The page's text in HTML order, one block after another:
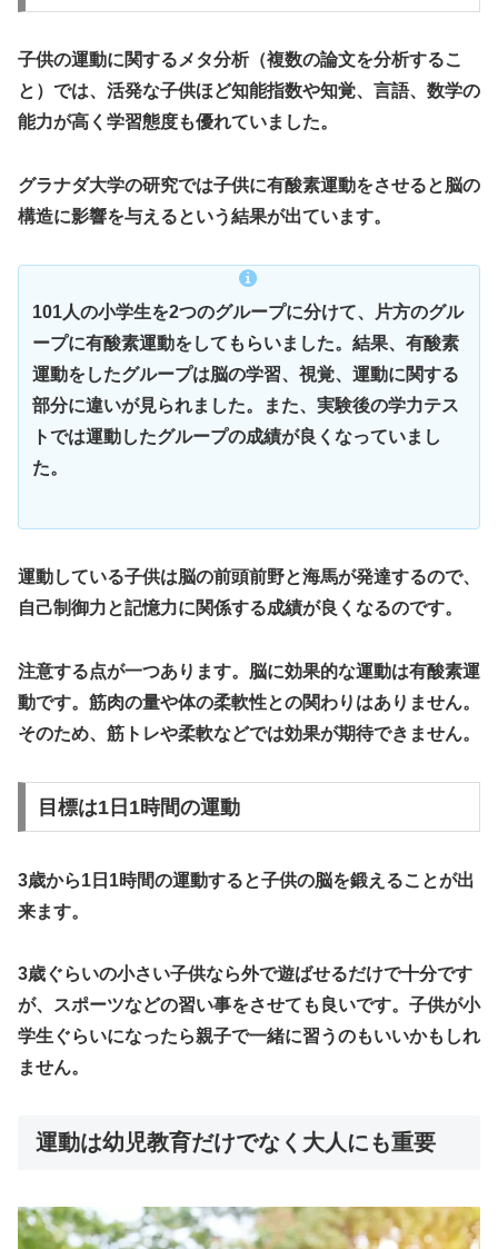
子供の運動に関するメタ分析（複数の論文を分析するこ
と）では、 活発な子供ほど知能指数や知覚、言語、数学の
能力が高く学習態度も優れていました。
グラナダ大学の研究では子供に有酸素運動をさせると脳の
構造に影響を与えるという結果が出ています。
101人の小学生を2つのグループに分けて、片方のグル
ープに有酸素運動をしてもらいました。結果、有酸素
運動をしたグループは脳の学習、視覚、運動に関する
部分に違いが見られました。また、実験後の学力テス
トでは運動したグループの成績が良くなっていまし
た。
運動している子供は脳の前頭前野と海馬が発達するので、
自己制御力と記憶力に関係する成績が良くなるのです。
注意する点が一つあります。 脳に効果的な運動は有酸素運
動です。 筋肉の量や体の柔軟性との関わりはありません。
そのため、筋トレや柔軟などでは効果が期待できません。
目標は1日1時間の運動
3歳から1日1時間の運動すると子供の脳を鍛えることが出
来ます。
3歳ぐらいの小さい子供なら外で遊ばせるだけで十分です
が、スポーツなどの習い事をさせても良いです。子供が小
学生ぐらいになったら親子で一緒に習うのもいいかもしれ
ません。
運動は幼児教育だけでなく大人にも重要